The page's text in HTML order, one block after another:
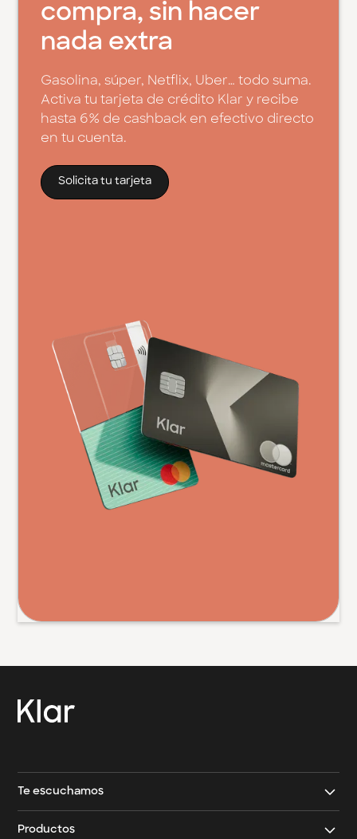
compra, sin hacer
nada extra
Gasolina, súper, Netflix, Uber… todo suma.
Activa tu tarjeta de crédito Klar y recibe
hasta 6% de cashback en efectivo directo
en tu cuenta.
Solicita tu tarjeta
Te escuchamos
Contáctanos
Productos